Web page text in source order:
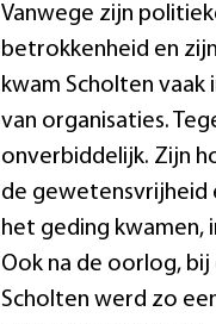
Vanwege zijn
betrokkenheid en
kwam Scholten
van organisaties.
onverbiddelijk. Zijn
de gewetensvrijheid
het geding kwamen,
Ook na de oorlog,
Scholten werd zo